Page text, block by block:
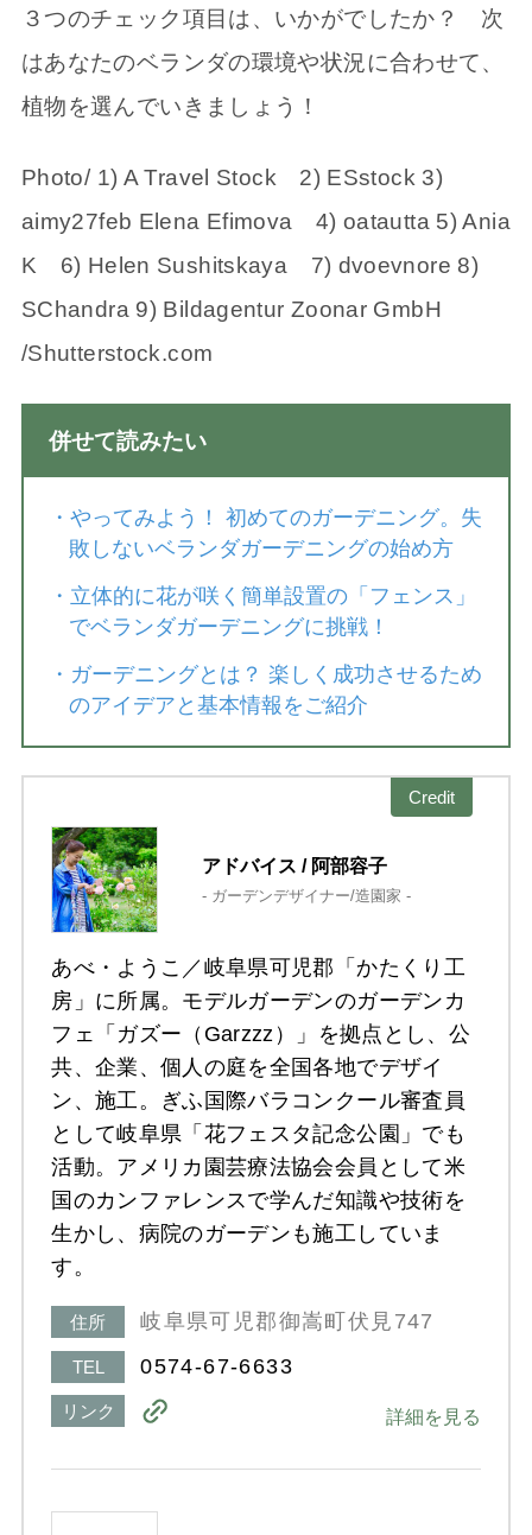
３つのチェック項目は、いかがでしたか？ 次
はあなたのベランダの環境や状況に合わせて、
植物を選んでいきましょう！
Photo/ 1) A Travel Stock 2) ESstock 3)
aimy27feb Elena Efimova 4) oatautta 5) Ania
K 6) Helen Sushitskaya 7) dvoevnore 8)
SChandra 9) Bildagentur Zoonar GmbH
/Shutterstock.com
併せて読みたい
・ やってみよう！ 初めてのガーデニング。失
敗しないベランダガーデニングの始め方
・ 立体的に花が咲く簡単設置の「フェンス」
でベランダガーデニングに挑戦！
・ ガーデニングとは？ 楽しく成功させるため
のアイデアと基本情報をご紹介
Credit
アドバイス / 阿部容子
- ガーデンデザイナー/造園家 -
あべ・ようこ／岐阜県可児郡「かたくり工
房」に所属。モデルガーデンのガーデンカ
フェ「ガズー（Garzzz）」を拠点とし、公
共、企業、個人の庭を全国各地でデザイ
ン、施工。ぎふ国際バラコンクール審査員
として岐阜県「花フェスタ記念公園」でも
活動。アメリカ園芸療法協会会員として米
国のカンファレンスで学んだ知識や技術を
生かし、病院のガーデンも施工していま
す。
住所 岐阜県可児郡御嵩町伏見747
TEL 0574-67-6633
リンク 詳細を見る